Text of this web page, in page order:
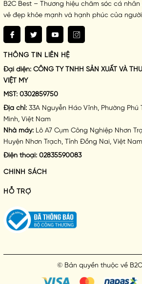
B2C Best – Thương hiệu chăm sóc cá
vẻ đẹp khỏe mạnh và hạnh phúc của
THÔNG TIN LIÊN HỆ
Đại diện: CÔNG TY TNHH SẢN XUẤT VÀ
VIỆT MY
MST: 0302859750
Địa chỉ: 33A Nguyễn Háo Vĩnh, Phường Phú
Minh, Việt Nam
Nhà máy: Lô A7 Cụm Công Nghiệp Nhơn
Huyện Nhơn Trạch, Tỉnh Đồng Nai, Việt Nam
Điện thoại: 02835590083
CHÍNH SÁCH
HỖ TRỢ
© Bản quyền thuộc về